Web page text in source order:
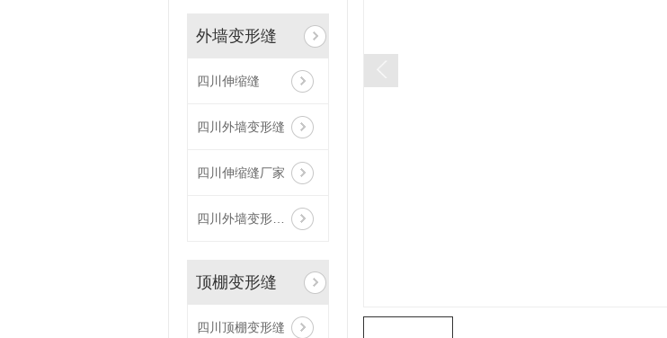
外墙变形缝
四川伸缩缝
四川外墙变形缝
四川伸缩缝厂家
四川外墙变形缝定制
顶棚变形缝
四川顶棚变形缝